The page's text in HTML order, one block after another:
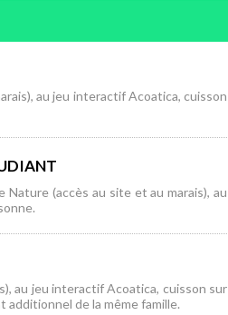
au jeu interactif Acoatica, cuisson
(accès au site et au marais), au
au jeu interactif Acoatica, cuisson sur
additionnel de la même famille.